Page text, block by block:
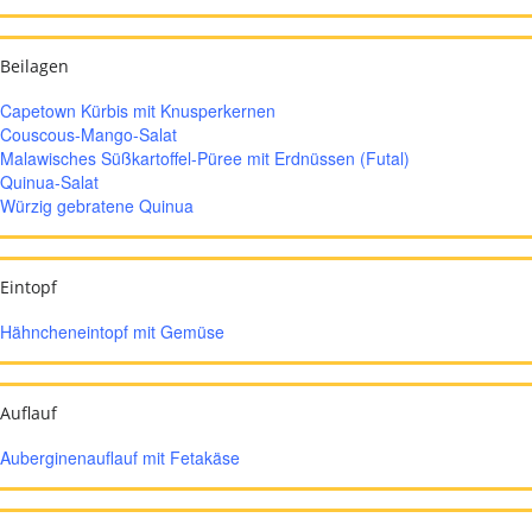
Beilagen
Capetown Kürbis mit Knusperkernen
Couscous-Mango-Salat
Malawisches Süßkartoffel-Püree mit Erdnüssen (Futal)
Quinua-Salat
Würzig gebratene Quinua
Eintopf
Hähncheneintopf mit Gemüse
Auflauf
Auberginenauflauf mit Fetakäse